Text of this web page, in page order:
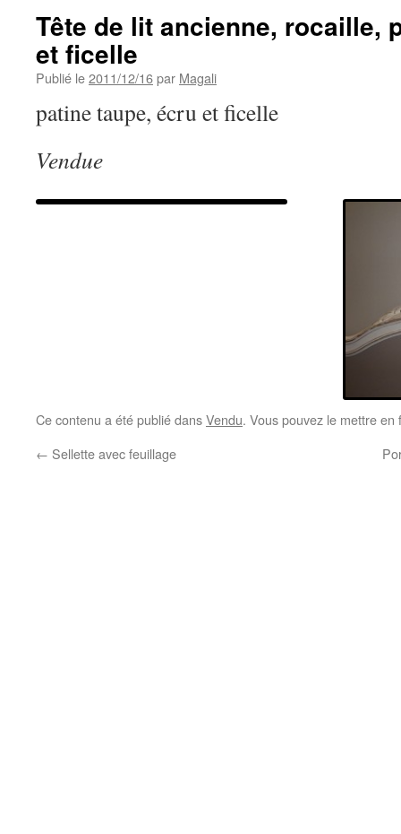
Tête de lit ancienne, rocaille,
et ficelle
Publié le2011/12/16par Magali
patine taupe, écru et ficelle
Vendue
Ce contenu a été publié dansVendu. Vous pouvez le mettre
← Sellette avec feuillage